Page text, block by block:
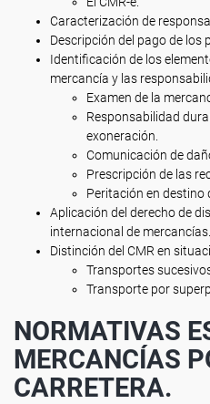
Caracterización de
Descripción del pago de los
Identificación de los
mercancía y las
Examen de la
Responsabilidad
exoneración.
Comunicación de
Prescripción de las
Peritación en destino
Aplicación del derecho de
internacional de mercancías.
Distinción del CMR en
Transportes
Transporte por
NORMATIVAS
MERCANCÍAS
CARRETERA.